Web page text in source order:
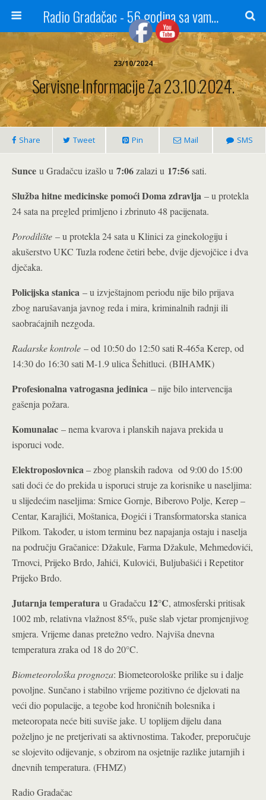
Radio Gradačac - 56 godina sa vama...
23/10/2024
Servisne Informacije Za 23.10.2024.
Share Tweet Pin Mail SMS
Sunce u Gradačcu izašlo u 7:06zalazi u 17:56sati.
Služba hitne medicinske pomoći Doma zdravlja – u protekla
24 sata na pregled primljeno i zbrinuto 48 pacijenata.
Porodilište – u protekla 24 sata u Klinici za ginekologiju i
akušerstvo UKC Tuzla rođene četiri bebe, dvije djevojčice i dva
dječaka.
Policijska stanica – u izvještajnom periodu nije bilo prijava
zbog narušavanja javnog reda i mira, kriminalnih radnji ili
saobraćajnih nezgoda.
Radarske kontrole – od 10:50 do 12:50 sati R-465a Kerep, od
14:30 do 16:30 sati M-1.9 ulica Šehitluci. (BIHAMK)
Profesionalna vatrogasna jedinica – nije bilo intervencija
gašenja požara.
Komunalac – nema kvarova i planskih najava prekida u
isporuci vode.
Elektroposlovnica– zbog planskih radova od 9:00 do 15:00
sati doći će do prekida u isporuci struje za korisnike u naseljima:
u slijedećim naseljima: Srnice Gornje, Biberovo Polje, Kerep –
Centar, Karajlići, Moštanica, Đogići i Transformatorska stanica
Pilkom. Također, u istom terminu bez napajanja ostaju i naselja
na području Gračanice: Džakule, Farma Džakule, Mehmedovići,
Trnovci, Prijeko Brdo, Jahići, Kulovići, Buljubašići i Repetitor
Prijeko Brdo.
Jutarnja temperatura u Gradačcu 12°C, atmosferski pritisak
1002 mb, relativna vlažnost 85%, puše slab vjetar promjenjivog
smjera. Vrijeme danas pretežno vedro. Najviša dnevna
temperatura zraka od 18 do 20°C.
Biometeorološka prognoza: Biometeorološke prilike su i dalje
povoljne. Sunčano i stabilno vrijeme pozitivno će djelovati na
veći dio populacije, a tegobe kod hroničnih bolesnika i
meteoropata neće biti suviše jake. U toplijem dijelu dana
poželjno je ne pretjerivati sa aktivnostima. Također, preporučuje
se slojevito odijevanje, s obzirom na osjetnije razlike jutarnjih i
dnevnih temperatura. (FHMZ)
Radio Gradačac